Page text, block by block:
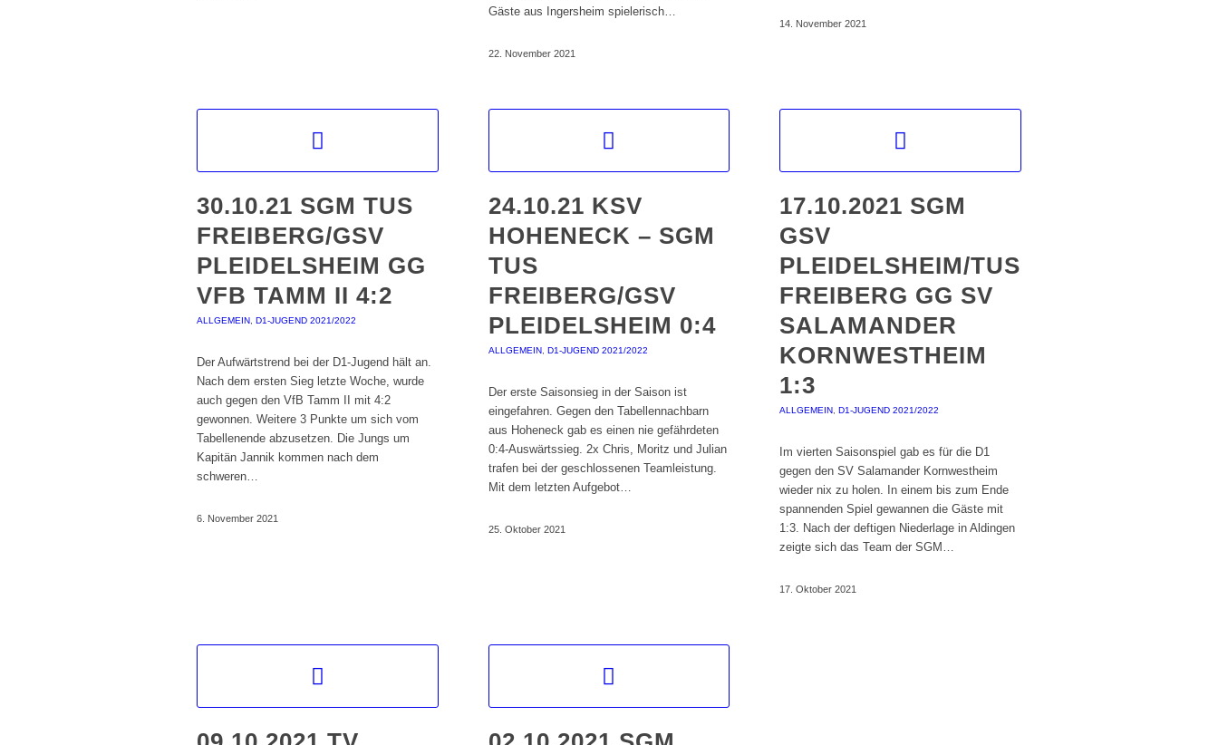
Gäste aus Ingersheim spielerisch…
22. November 2021
14. November 2021
30.10.21 SGM TUS
FREIBERG/GSV
PLEIDELSHEIM GG
VFB TAMM II 4:2
ALLGEMEIN D1-JUGEND 2021/2022
Der Aufwärtstrend bei der D1-Jugend hält an.
Nach dem ersten Sieg letzte Woche, wurde
auch gegen den VfB Tamm II mit 4:2
gewonnen. Weitere 3 Punkte um sich vom
Tabellenende abzusetzen. Die Jungs um
Kapitän Jannik kommen nach dem
schweren…
6. November 2021
24.10.21 KSV
HOHENECK – SGM
TUS
FREIBERG/GSV
PLEIDELSHEIM 0:4
ALLGEMEIN, D1-JUGEND 2021/2022
Der erste Saisonsieg in der Saison ist
eingefahren. Gegen den Tabellennachbarn
aus Hoheneck gab es einen nie gefährdeten
0:4-Auswärtssieg. 2x Chris, Moritz und Julian
trafen bei der geschlossenen Teamleistung.
Mit dem letzten Aufgebot…
25. Oktober 2021
17.10.2021 SGM
GSV
PLEIDELSHEIM/TUS
FREIBERG GG SV
SALAMANDER
KORNWESTHEIM
1:3
ALLGEMEIN ,D1-JUGEND 2021/2022
Im vierten Saisonspiel gab es für die D1
gegen den SV Salamander Kornwestheim
wieder nix zu holen. In einem bis zum Ende
spannenden Spiel gewannen die Gäste mit
1:3. Nach der deftigen Niederlage in Aldingen
zeigte sich das Team der SGM…
17. Oktober 2021